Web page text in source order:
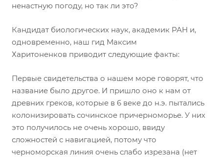
ненастную погоду, но так ли это?
Кандидат биологических наук, академик РАН и,
одновременно, наш гид Максим
Харитоненков приводит следующие факты:
Первые свидетельства о нашем море говорят, что
название было другое. И пришло оно к нам от
древних греков, которые в 6 веке до н.э. пытались
колонизировать сочинское причерноморье. У них
это получилось не очень хорошо, ввиду
сложностей с навигацией, потому что
черноморская линия очень слабо изрезана (нет